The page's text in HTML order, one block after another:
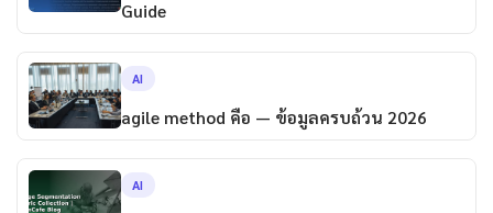
Guide
AI
agile method คือ — ข้อมูลครบถ้วน 2026
AI